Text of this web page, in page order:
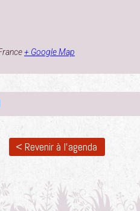
+ Google Map
< Revenir à l'agenda